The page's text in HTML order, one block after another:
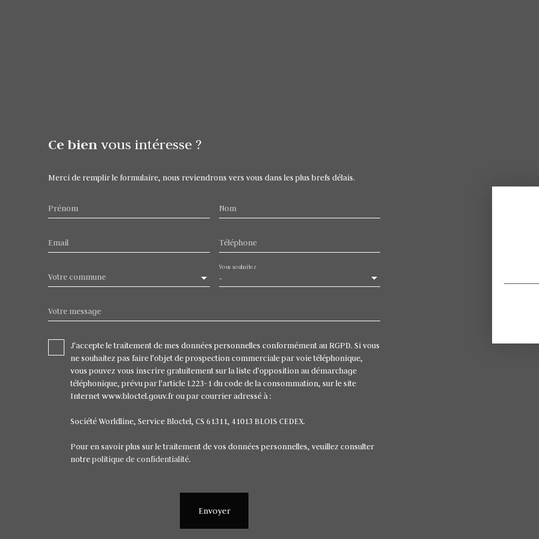
Ce bien vous intéresse ?
Merci de remplir le formulaire, nous reviendrons vers vous dans les plus brefs délais.
Prénom Nom
Email Téléphone
Votre commune -
Vous souhaitez
Votre message
J'accepte le traitement de mes données personnelles conformément au RGPD. Si vous
ne souhaitez pas faire l'objet de prospection commerciale par voie téléphonique,
vous pouvez vous inscrire gratuitement sur la liste d'opposition au démarchage
téléphonique, prévu par l'article L223-1 du code de la consommation, sur le site
Internet www.bloctel.gouv.fr ou par courrier adressé à :
Société Worldline, Service Bloctel, CS 61311, 41013 BLOIS CEDEX.
Pour en savoir plus sur le traitement de vos données personnelles, veuillez consulter
notrepolitique de confidentialité.
Envoyer